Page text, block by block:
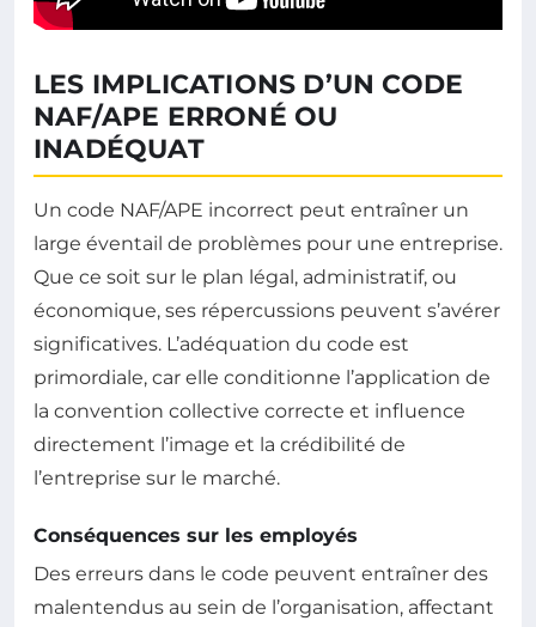
LES IMPLICATIONS D’UN CODE
NAF/APE ERRONÉ OU
INADÉQUAT
Un code NAF/APE incorrect peut entraîner un
large éventail de problèmes pour une entreprise.
Que ce soit sur le plan légal, administratif, ou
économique, ses répercussions peuvent s’avérer
significatives. L’adéquation du code est
primordiale, car elle conditionne l’application de
la convention collective correcte et influence
directement l’image et la crédibilité de
l’entreprise sur le marché.
Conséquences sur les employés
Des erreurs dans le code peuvent entraîner des
malentendus au sein de l’organisation, affectant